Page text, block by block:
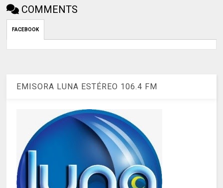
COMMENTS
FACEBOOK
EMISORA LUNA ESTÉREO 106.4 FM